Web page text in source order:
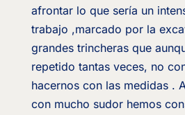
afrontar lo que sería un
trabajo ,marcado por la
grandes trincheras que
repetido tantas veces, no
hacernos con las medidas .
con mucho sudor hemos